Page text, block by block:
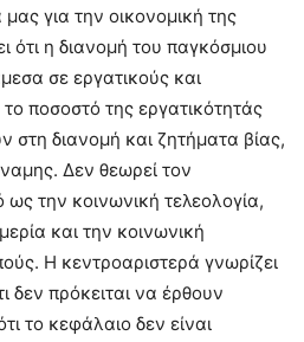
για την οικονομική της
ότι η διανομή του παγκόσμιου
σε εργατικούς και
ποσοστό της εργατικότητάς
στη διανομή και ζητήματα βίας,
Δεν θεωρεί τον
την κοινωνική τελεολογία,
και την κοινωνική
Η κεντροαριστερά γνωρίζει
δεν πρόκειται να έρθουν
το κεφάλαιο δεν είναι